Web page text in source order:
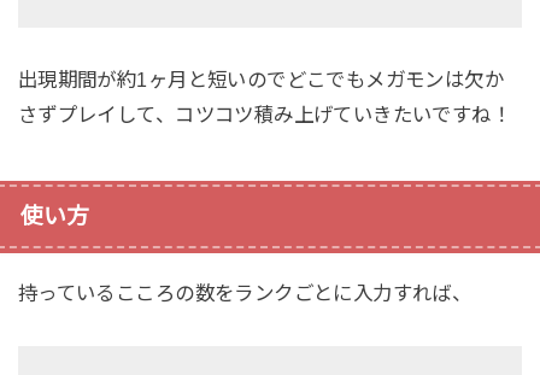
出現期間が約1ヶ月と短いのでどこでもメガモンは欠か
さずプレイして、コツコツ積み上げていきたいですね！
使い方
持っているこころの数をランクごとに入力すれば、